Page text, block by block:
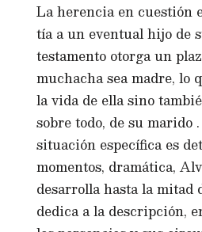
La herencia en cuestión
tía a un eventual hijo de
testamento otorga un
muchacha sea madre, lo
la vida de ella sino
sobre todo, de su marido
situación específica es
momentos, dramática,
desarrolla hasta la mitad
dedica a la descripción,